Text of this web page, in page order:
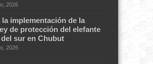
2026
la implementación de la
de protección del elefante
sur en Chubut
2026